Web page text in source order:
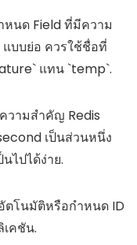
นด Field ที่มีความ
บบย่อ ควรใช้ชื่อที่
แทน `temp`.
วามสำคัญ Redis
เป็นส่วนหนึ่ง
ไปได้ง่าย.
ตโนมัติหรือกำหนด ID
คชัน.